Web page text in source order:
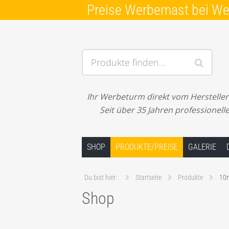
Preise Werbemast bei
Produkte finden…
Ihr Werbeturm direkt vom
Seit über 35 Jahren
SHOP PRODUKTE/PREISE GALERIE
Du bist hier: Startseite Produkte
Shop